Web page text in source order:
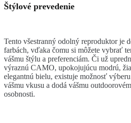
Štýlové prevedenie
Tento všestranný odolný reproduktor je
farbách, vďaka čomu si môžete vybrať
vášmu štýlu a preferenciám. Či už
výraznú CAMO, upokojujúcu modrú,
elegantnú bielu, existuje možnosť
vášmu vkusu a dodá vášmu
osobnosti.